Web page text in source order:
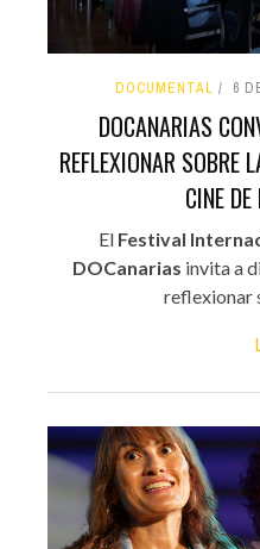
DOCUMENTAL 6
DOCANARIAS
REFLEXIONAR SOBRE
CINE
El Festival
DOCanarias invita a
reflexionar